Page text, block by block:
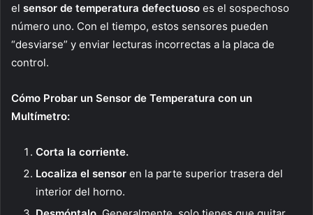
el sensor de temperatura defectuoso es el sospechoso
número uno. Con el tiempo, estos sensores pueden
“desviarse” y enviar lecturas incorrectas a la placa de
control.
Cómo Probar un Sensor de Temperatura con un
Multímetro:
Corta la corriente.
Localiza el sensor en la parte superior trasera del
interior del horno.